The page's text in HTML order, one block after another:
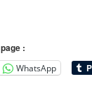
:
WhatsApp